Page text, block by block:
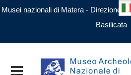
Musei nazionali di Matera - Direzione
Basilicata